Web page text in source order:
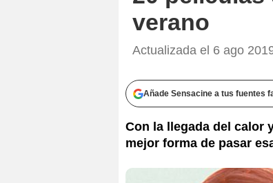
verano
Actualizada el 6 ago
Añade Sensacine a tus fuentes
Con la llegada del calor
mejor forma de pasar